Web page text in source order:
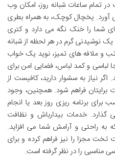
تمام ساعات شبانه روز، امکان وب
آورد. یخچال کوچک، به همراه بطری
شما را خنک نگه می دارد و کتری
نوشیدنی گرم در هر لحظه از شبانه
و ملافه های تمیز، نوید یک خواب
لباسی و کمد لباس، فضایی امن برای
نیاز به سشوار دارید، کافیست از
فراهم شود. همچنین، وجود
برنامه ریزی روز بعد یا انجام
گذارد. خدمات بیدارباش و نظافت
به راحتی و آرامش شما می افزاید.
تخت مجزا را نیز فراهم کرده و برای
مناسبی را در نظر گرفته است.